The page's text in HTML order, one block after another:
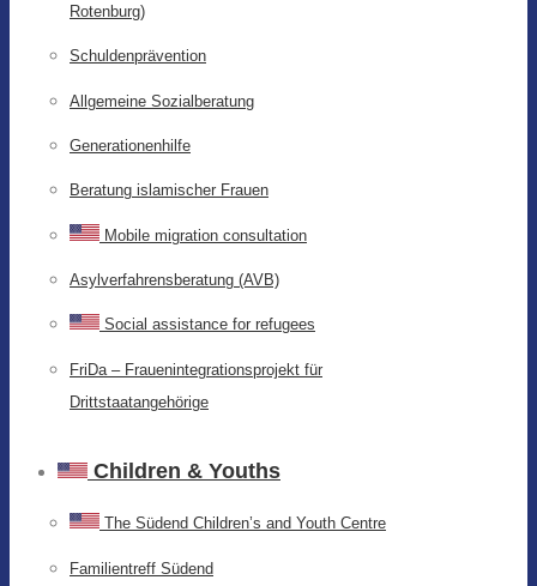
Rotenburg)
Schuldenprävention
Allgemeine Sozialberatung
Generationenhilfe
Beratung islamischer Frauen
Mobile migration consultation
Asylverfahrensberatung (AVB)
Social assistance for refugees
FriDa – Frauenintegrationsprojekt für
Drittstaatangehörige
Children & Youths
The Südend Children’s and Youth Centre
Familientreff Südend